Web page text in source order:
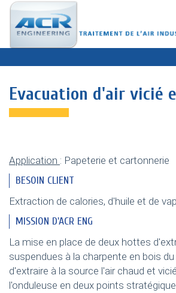
Evacuation d'air vicié
Application : Papeterie et cartonnerie
BESOIN CLIENT
Extraction de calories, d'huile et de
MISSION D'ACR ENG
La mise en place de deux hottes
suspendues à la charpente en bois
d'extraire à la source l'air chaud et
l'onduleuse en deux points